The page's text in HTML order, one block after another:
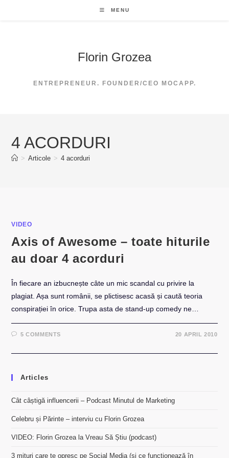
MENU
Florin Grozea
ENTREPRENEUR. FOUNDER/CEO MOCAPP.
4 ACORDURI
> Articole > 4 acorduri
VIDEO
Axis of Awesome – toate hiturile
au doar 4 acorduri
În fiecare an izbucnește câte un mic scandal cu privire la
plagiat. Așa sunt românii, se plictisesc acasă și caută teoria
conspirației în orice. Trupa asta de stand-up comedy ne…
5 COMMENTS 20 APRIL 2010
Articles
Cât câștigă influencerii – Podcast Minutul de Marketing
Celebru și Părinte – interviu cu Florin Grozea
VIDEO: Florin Grozea la Vreau Să Știu (podcast)
3 mituri care te opresc pe Social Media (și ce funcționează în